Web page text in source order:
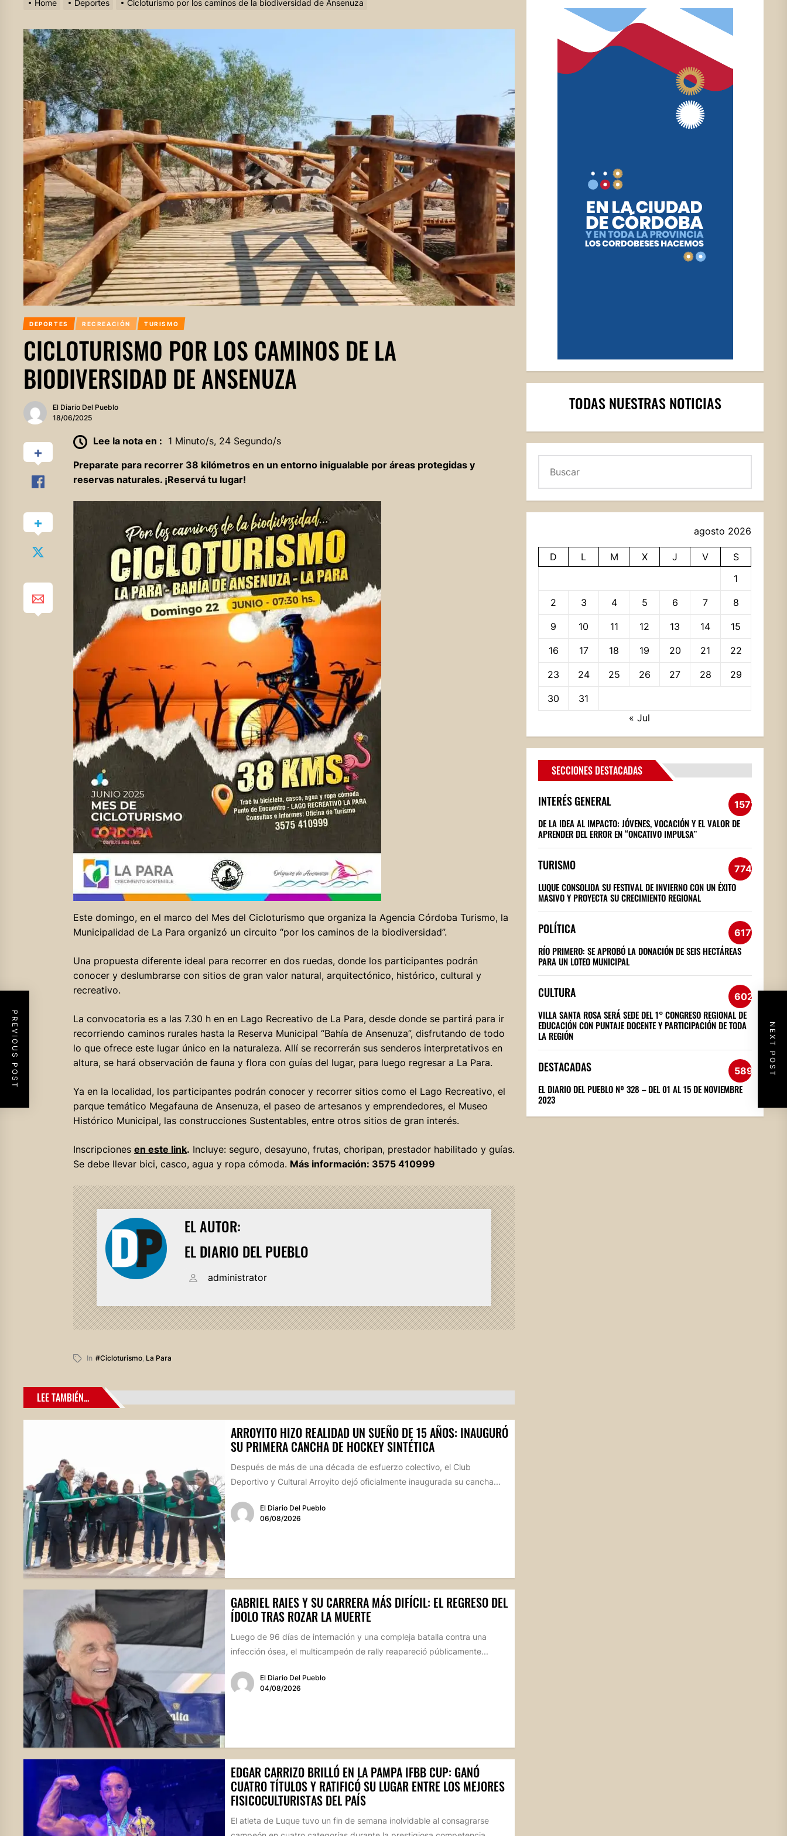
Home Deportes Cicloturismo por los caminos de la biodiversidad de Ansenuza
DEPORTES RECREACIÓN TURISMO
CICLOTURISMO POR LOS CAMINOS DE LA
BIODIVERSIDAD DE ANSENUZA
El Diario Del Pueblo
18/06/2025
Lee la nota en : 1 Minuto/s, 24 Segundo/s
Preparate para recorrer 38 kilómetros en un entorno inigualable por áreas protegidas y
reservas naturales. ¡Reservá tu lugar!
Este domingo, en el marco del Mes del Cicloturismo que organiza la Agencia Córdoba Turismo, la
Municipalidad de La Para organizó un circuito “por los caminos de la biodiversidad”.
Una propuesta diferente ideal para recorrer en dos ruedas, donde los participantes podrán
conocer y deslumbrarse con sitios de gran valor natural, arquitectónico, histórico, cultural y
recreativo.
La convocatoria es a las 7.30 h en en Lago Recreativo de La Para, desde donde se partirá para ir
recorriendo caminos rurales hasta la Reserva Municipal “Bahía de Ansenuza”, disfrutando de todo
lo que ofrece este lugar único en la naturaleza. Allí se recorrerán sus senderos interpretativos en
altura, se hará observación de fauna y flora con guías del lugar, para luego regresar a La Para.
Ya en la localidad, los participantes podrán conocer y recorrer sitios como el Lago Recreativo, el
parque temático Megafauna de Ansenuza, el paseo de artesanos y emprendedores, el Museo
Histórico Municipal, las construcciones Sustentables, entre otros sitios de gran interés.
Inscripciones en este link. Incluye: seguro, desayuno, frutas, choripan, prestador habilitado y guías.
Se debe llevar bici, casco, agua y ropa cómoda. Más información: 3575 410999
EL AUTOR:
EL DIARIO DEL PUEBLO
administrator
In #cicloturismo, La Para
PREVIOUS POST NEXT POST
LEE TAMBIÉN...
ARROYITO HIZO REALIDAD UN SUEÑO DE 15 AÑOS: INAUGURÓ
SU PRIMERA CANCHA DE HOCKEY SINTÉTICA
Después de más de una década de esfuerzo colectivo, el Club
Deportivo y Cultural Arroyito dejó oficialmente inaugurada su cancha...
El Diario Del Pueblo
06/08/2026
GABRIEL RAIES Y SU CARRERA MÁS DIFÍCIL: EL REGRESO DEL
ÍDOLO TRAS ROZAR LA MUERTE
Luego de 96 días de internación y una compleja batalla contra una
infección ósea, el multicampeón de rally reapareció públicamente...
El Diario Del Pueblo
04/08/2026
EDGAR CARRIZO BRILLÓ EN LA PAMPA IFBB CUP: GANÓ
CUATRO TÍTULOS Y RATIFICÓ SU LUGAR ENTRE LOS MEJORES
FISICOCULTURISTAS DEL PAÍS
El atleta de Luque tuvo un fin de semana inolvidable al consagrarse
TODAS NUESTRAS NOTICIAS
agosto 2026
D L M X J V
S
1
2 3 4 5 6 7 8
9 10 11 12 13 14 15
16 17 18 19 20 21 22
23 24 25 26 27 28 29
30
31
« Jul
SECCIONES DESTACADAS
INTERÉS GENERAL 1572
DE LA IDEA AL IMPACTO: JÓVENES, VOCACIÓN Y EL VALOR DE
APRENDER DEL ERROR EN “ONCATIVO IMPULSA”
TURISMO 774
LUQUE CONSOLIDA SU FESTIVAL DE INVIERNO CON UN ÉXITO
MASIVO Y PROYECTA SU CRECIMIENTO REGIONAL
POLÍTICA 617
RÍO PRIMERO: SE APROBÓ LA DONACIÓN DE SEIS HECTÁREAS
PARA UN LOTEO MUNICIPAL
CULTURA 602
VILLA SANTA ROSA SERÁ SEDE DEL 1° CONGRESO REGIONAL DE
EDUCACIÓN CON PUNTAJE DOCENTE Y PARTICIPACIÓN DE TODA
LA REGIÓN
DESTACADAS 589
EL DIARIO DEL PUEBLO Nº 328 – DEL 01 AL 15 DE NOVIEMBRE
2023